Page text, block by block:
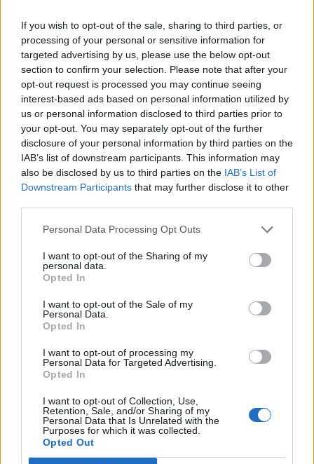
If you wish to opt-out of the sale, sharing to third parties, or
processing of your personal or sensitive information for
targeted advertising by us, please use the below opt-out
section to confirm your selection. Please note that after your
opt-out request is processed you may continue seeing
interest-based ads based on personal information utilized by
us or personal information disclosed to third parties prior to
your opt-out. You may separately opt-out of the further
disclosure of your personal information by third parties on the
IAB’s list of downstream participants. This information may
also be disclosed by us to third parties on the IAB’s List of
Downstream Participants that may further disclose it to other
Personal Data Processing Opt Outs
I want to opt-out of the Sharing of my
personal data.
Opted In
I want to opt-out of the Sale of my
Personal Data.
Opted In
I want to opt-out of processing my
Personal Data for Targeted Advertising.
Opted In
I want to opt-out of Collection, Use,
Retention, Sale, and/or Sharing of my
Personal Data that Is Unrelated with the
Purposes for which it was collected.
Opted Out